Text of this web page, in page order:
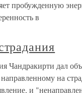
пробужденную
в
Чандракирти дал
на
и